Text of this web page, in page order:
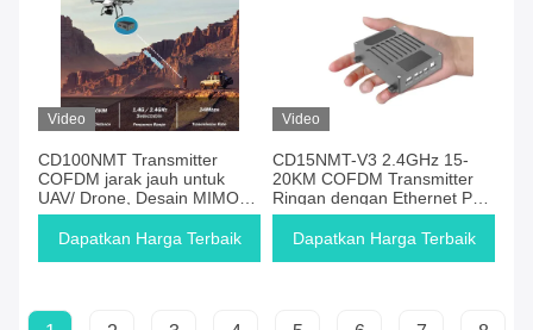
Video
CD100NMT Transmitter
COFDM jarak jauh untuk
UAV/ Drone, Desain MIMO
Dual-Antenna, Sampai 150
kmDapatkan Harga Terbaik
Video
CD15NMT-V3 2.4GHz 15-
20KM COFDM Transmitter
Ringan dengan Ethernet Port
Untuk Drone
Dapatkan Harga Terbaik